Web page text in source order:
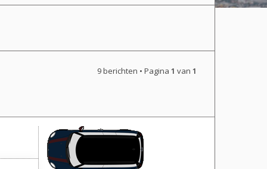
9 berichten • Pagina 1 van 1